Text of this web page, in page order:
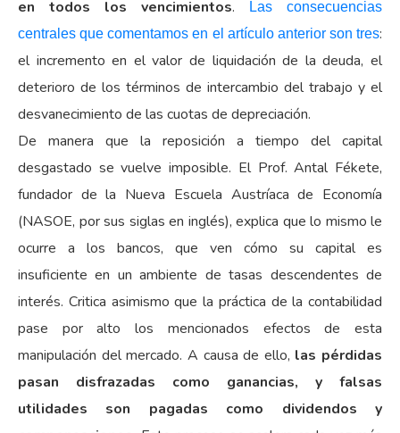
en todos los vencimientos.
Las consecuencias
centrales que comentamos en el artículo anterior son tres:
el incremento en el valor de liquidación de la deuda, el
deterioro de los términos de intercambio del trabajo y el
desvanecimiento de las cuotas de depreciación.
De manera que la reposición a tiempo del capital
desgastado se vuelve imposible. El Prof. Antal Fékete,
fundador de la Nueva Escuela Austríaca de Economía
(NASOE, por sus siglas en inglés), explica que lo mismo le
ocurre a los bancos, que ven cómo su capital es
insuficiente en un ambiente de tasas descendentes de
interés. Critica asimismo que la práctica de la contabilidad
pase por alto los mencionados efectos de esta
manipulación del mercado. A causa de ello, las pérdidas
pasan disfrazadas como ganancias, y falsas
utilidades son pagadas como dividendos y